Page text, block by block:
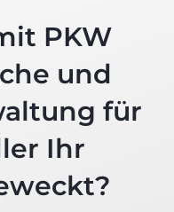
PKW
und
für
Ihr